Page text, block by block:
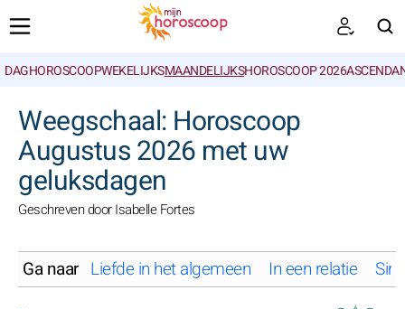
DAGHOROSCOOPWEKELIJKSMAANDELIJKSHOROSCOOP 2026
Weegschaal: Horoscoop
Augustus 2026 met uw
geluksdagen
Geschreven door Isabelle Fortes
Ga naar Liefde in het algemeen In een relatie